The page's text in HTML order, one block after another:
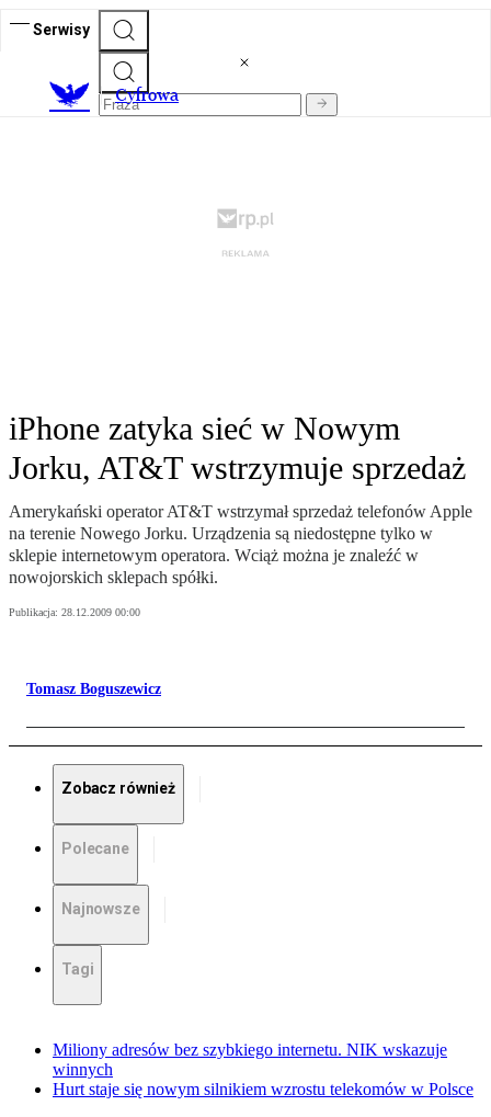
Serwisy
Cyfrowa
iPhone zatyka sieć w Nowym
Jorku, AT&T wstrzymuje sprzedaż
Amerykański operator AT&T wstrzymał sprzedaż telefonów Apple
na terenie Nowego Jorku. Urządzenia są niedostępne tylko w
sklepie internetowym operatora. Wciąż można je znaleźć w
nowojorskich sklepach spółki.
Publikacja: 28.12.2009 00:00
Tomasz Boguszewicz
Zobacz również
Polecane
Najnowsze
Tagi
Miliony adresów bez szybkiego internetu. NIK wskazuje
winnych
Hurt staje się nowym silnikiem wzrostu telekomów w Polsce